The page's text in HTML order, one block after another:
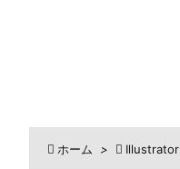
 ホーム >  Illustrator